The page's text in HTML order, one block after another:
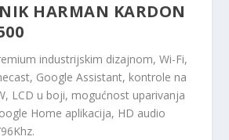
HARMAN KARDON
industrijskim dizajnom, Wi-Fi,
Google Assistant, kontrole na
LCD u boji, mogućnost uparivanja
Home aplikacija, HD audio